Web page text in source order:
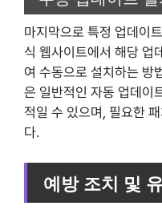
마지막으로 특정 업데이
식 웹사이트에서 해당 업
여 수동으로 설치하는 방
은 일반적인 자동 업데이
적일 수 있으며, 필요한
다.
예방 조치 및